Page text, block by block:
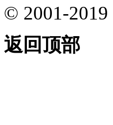
© 2001-2019
返回顶部